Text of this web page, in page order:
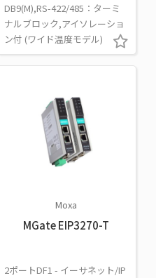
DB9(M),RS-422/485：ターミ
ナルブロック,アイソレーショ
ン付 (ワイド温度モデル)
Moxa
MGate EIP3270-T
2ポートDF1 - イーサネット/IP